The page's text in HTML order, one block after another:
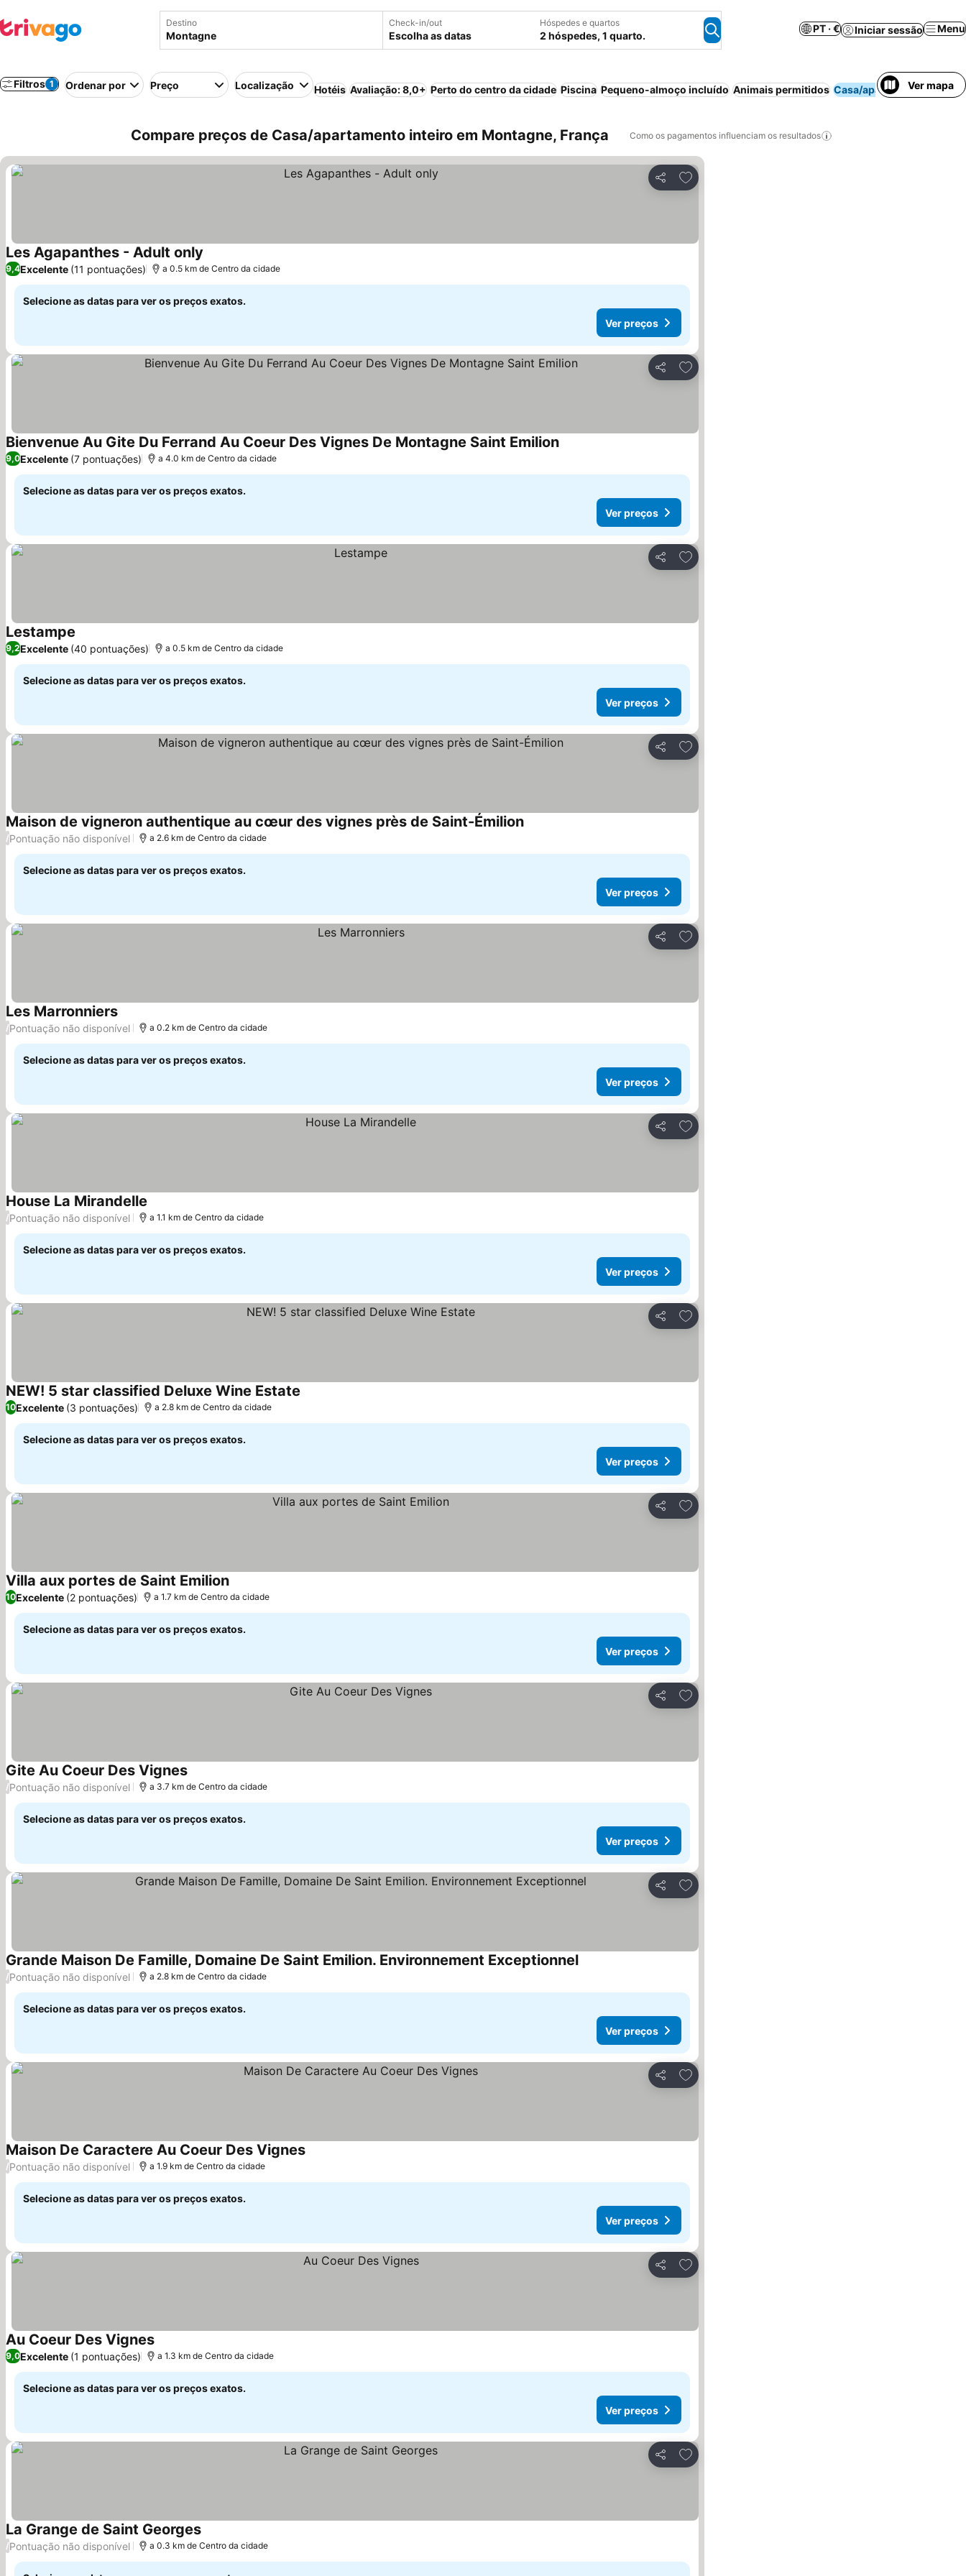
Destino Check-in/out
Escolha as datas
Hóspedes e quartos
2 hóspedes, 1 quarto.
PT · € Iniciar sessão Menu
Filtros 1 Ordenar por Preço Localização Hotéis Avaliação: 8,0+ Perto do centro da cidade Piscina Pequeno-almoço incluído Animais permitidos Casa/apartamento inteiro
Ver mapa
Compare preços de Casa/apartamento inteiro em Montagne, França Como os pagamentos influenciam os resultados
Partilhar
Adicionar aos favoritos
Les Agapanthes - Adult only
9,4Excelente (11 pontuações) a 0.5 km de Centro da cidade
Selecione as datas para ver os preços exatos.
Ver preços
Partilhar
Adicionar aos favoritos
Bienvenue Au Gite Du Ferrand Au Coeur Des Vignes De Montagne Saint EmilionVer preços
9,0Excelente (7 pontuações) a 4.0 km de Centro da cidade
Selecione as datas para ver os preços exatos.
Ver preços
Partilhar
Adicionar aos favoritos
Lestampe
9,2Excelente (40 pontuações) a 0.5 km de Centro da cidade
Selecione as datas para ver os preços exatos.
Ver preços
Partilhar
Adicionar aos favoritos
Maison de vigneron authentique au cœur des vignes près de Saint-ÉmilionVer preços
/Pontuação não disponível a 2.6 km de Centro da cidade
Selecione as datas para ver os preços exatos.
Ver preços
Partilhar
Adicionar aos favoritos
Les MarronniersVer preços
/Pontuação não disponível a 0.2 km de Centro da cidade
Selecione as datas para ver os preços exatos.
Ver preços
Partilhar
Adicionar aos favoritos
House La Mirandelle
/Pontuação não disponível a 1.1 km de Centro da cidade
Selecione as datas para ver os preços exatos.
Ver preços
Partilhar
Adicionar aos favoritos
NEW! 5 star classified Deluxe Wine Estate
10Excelente (3 pontuações) a 2.8 km de Centro da cidade
Selecione as datas para ver os preços exatos.
Ver preços
Partilhar
Adicionar aos favoritos
Villa aux portes de Saint EmilionVer preços
10Excelente (2 pontuações) a 1.7 km de Centro da cidade
Selecione as datas para ver os preços exatos.
Ver preços
Partilhar
Adicionar aos favoritos
Gite Au Coeur Des VignesVer preços
/Pontuação não disponível a 3.7 km de Centro da cidade
Selecione as datas para ver os preços exatos.
Ver preços
Partilhar
Adicionar aos favoritos
Grande Maison De Famille, Domaine De Saint Emilion. Environnement ExceptionnelVer preços
/Pontuação não disponível a 2.8 km de Centro da cidade
Selecione as datas para ver os preços exatos.
Ver preços
Partilhar
Adicionar aos favoritos
Maison De Caractere Au Coeur Des VignesVer preços
/Pontuação não disponível a 1.9 km de Centro da cidade
Selecione as datas para ver os preços exatos.
Ver preços
Partilhar
Adicionar aos favoritos
Au Coeur Des VignesVer preços
9,0Excelente (1 pontuações) a 1.3 km de Centro da cidade
Selecione as datas para ver os preços exatos.
Ver preços
Partilhar
Adicionar aos favoritos
La Grange de Saint GeorgesVer preços
/Pontuação não disponível a 0.3 km de Centro da cidade